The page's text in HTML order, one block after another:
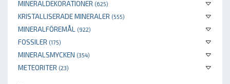
MINERALDEKORATIONER (625)
KRISTALLISERADE MINERALER (555)
MINERALFÖREMÅL (922)
FOSSILER (175)
MINERALSMYCKEN (354)
METEORITER (23)